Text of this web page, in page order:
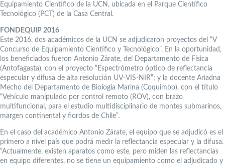
Equipamiento Científico de la UCN, ubicada en el Parque Científico
Tecnológico (PCT) de la Casa Central.
FONDEQUIP 2016
Este 2016, dos académicos de la UCN se adjudicaron proyectos del “V
Concurso de Equipamiento Científico y Tecnológico”. En la oportunidad,
los beneficiados fueron Antonio Zárate, del Departamento de Física
(Antofagasta), con el proyecto “Espectrómetro óptico de reflectancia
especular y difusa de alta resolución UV-VIS-NIR”; y la docente Ariadna
Mecho del Departamento de Biología Marina (Coquimbo), con el título
“Vehículo manipulado por control remoto (ROV), con brazo
multifuncional, para el estudio multidisciplinario de montes submarinos,
margen continental y fiordos de Chile”.
En el caso del académico Antonio Zárate, el equipo que se adjudicó es el
primero a nivel país que podrá medir la reflectancia especular y la difusa.
“Actualmente, existen aparatos como este, pero miden las reflectancias
en equipo diferentes, no se tiene un equipamiento como el adjudicado y